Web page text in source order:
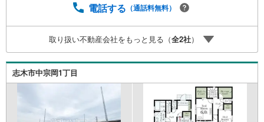
電話する （通話料無料）
取り扱い不動産会社をもっと見る（全2社）
志木市中宗岡1丁目